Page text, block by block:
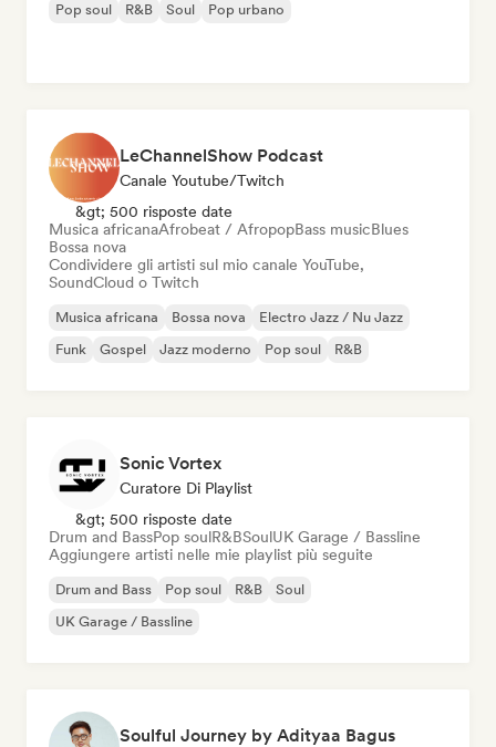
Pop soul R&B Soul Pop urbano
LeChannelShow Podcast
Canale Youtube/Twitch
&gt; 500 risposte date
Musica africanaAfrobeat / AfropopBass musicBlues
Bossa nova
Condividere gli artisti sul mio canale YouTube,
SoundCloud o Twitch
Musica africana Bossa nova
Electro Jazz / Nu Jazz
Funk
Gospel Jazz moderno Pop soul R&B
Sonic Vortex
Curatore Di Playlist
&gt; 500 risposte date
Drum and BassPop soulR&BSoulUK Garage / Bassline
Aggiungere artisti nelle mie playlist più seguite
Drum and Bass Pop soul R&B
Soul
UK Garage / Bassline
Soulful Journey by Adityaa Bagus